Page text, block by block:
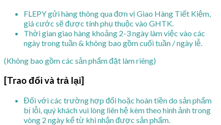
FLEPY gửi hàng thông qua đơn vị Giao Hàng Tiết Kiệm,
giá cước sẽ được tính phụ thuộc vào GHTK.
Thời gian giao hàng khoảng 2-3 ngày làm việc vào các
ngày trong tuần & không bao gồm cuối tuần / ngày lễ.
(Không bao gồm các sản phẩm đặt làm riêng)
[Trao đổi và trả lại]
Đối với các trường hợp đổi hoặc hoàn tiền do sản phẩm
bị lỗi, quý khách vui lòng liên hệ kèm theo hình ảnh trong
vòng 2 ngày kể từ khi nhận được sản phẩm.